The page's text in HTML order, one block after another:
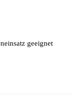
geeignet